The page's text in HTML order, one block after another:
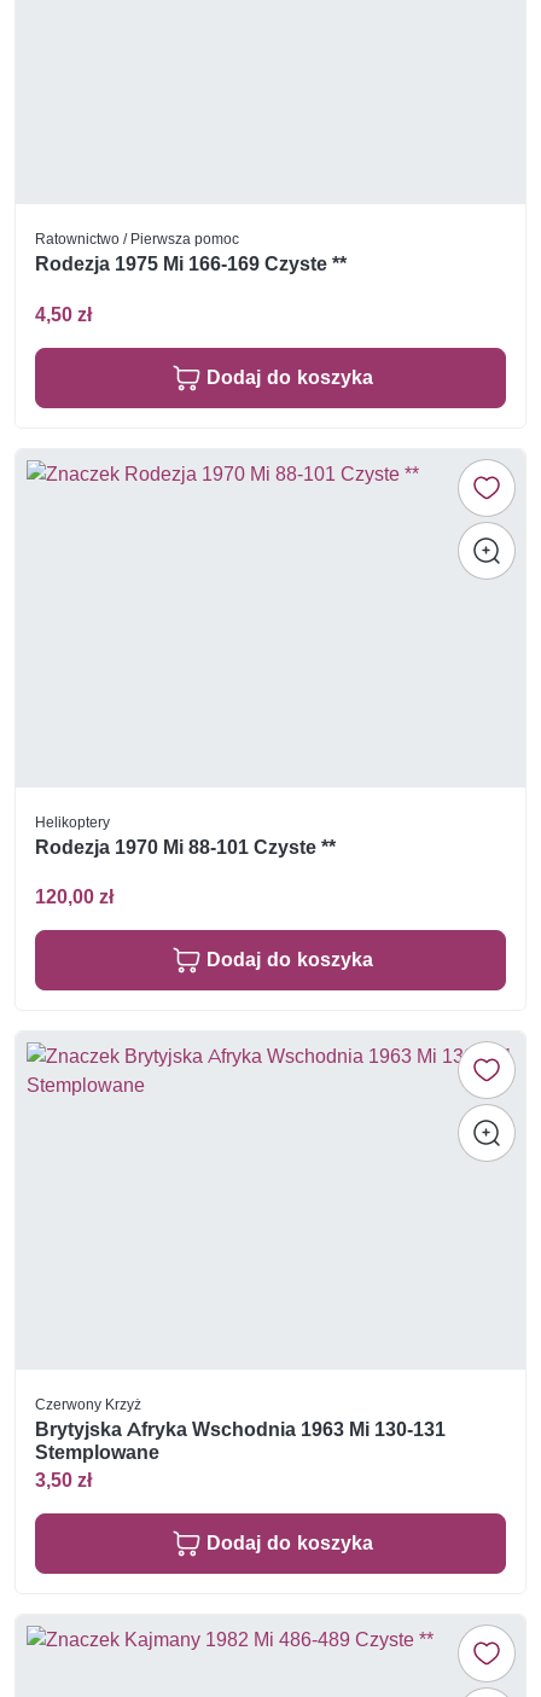
Ratownictwo / Pierwsza pomoc
Rodezja 1975 Mi 166-169 Czyste **
4,50 zł
Dodaj do koszyka
Helikoptery
Rodezja 1970 Mi 88-101 Czyste **
120,00 zł
Dodaj do koszyka
Czerwony Krzyż
Brytyjska Afryka Wschodnia 1963 Mi 130-131
Stemplowane
3,50 zł
Dodaj do koszyka